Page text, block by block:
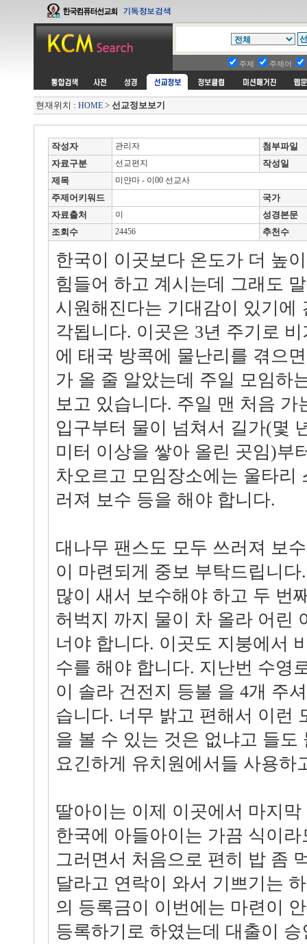
주제 주제어
현재위치 : HOME > 선교정보보기
작성자 관리자
첨부파일
자료구분
선교편지
작성일
제목
미얀마 - 이00 선교사
주제어키워드
국가
자료출처
이
성경본문
조회수
24456 추천수
한국이 이곳보다 온도가 더 높
힘들어 하고 계시는데 그래도
시원해진다는 기대감이 있기에
각됩니다. 이곳은 3년 주기로
에 태국 방콕에 물난리를 겪으
가 올 줄 알았는데 주일 모임하
보고 있습니다. 주일 맨 처음 가
입구부터 물이 넘쳐서 길가(몇
미터 이상을 쌓아 올린 곳임)부
차오르고 모임장소에는 울타리
러져 보수 등을 해야 합니다.
대나무 팬스도 모두 쓰러져 보
이 마련되게 중보 부탁드립니
많이 새서 보수해야 하고 두 번
허벅지 까지 물이 차 올라 어린
너야 합니다. 이곳도 지붕에서
수를 해야 합니다. 지난번 수영
이 솔라 건전지 등불 을 4개 주
습니다. 너무 밝고 편해서 이런
을 볼 수 있는 것은 없냐고 들도
요긴하게 유치원에서들 사용하
딸아이는 이제 이곳에서 마지
한국에 아들아이는 가끔 식이
그러면서 처음으로 편히 밥 좀
달라고 연락이 와서 기쁘기는
의 등록금이 이번에는 마련이
등록하기로 하였는데 대출이